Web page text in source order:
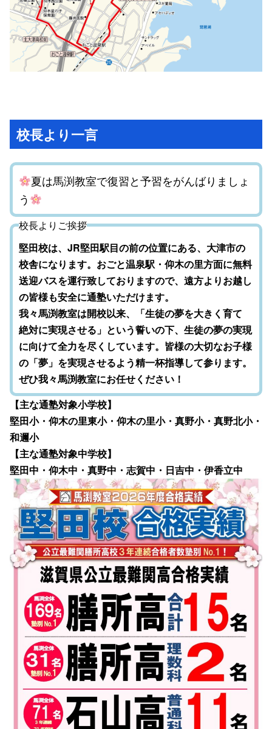
校長より一言
夏は馬渕教室で復習と予習をがんばりましょ
う
校長よりご挨拶
堅田校は、JR堅田駅目の前の位置にある、大津市の
校舎になります。おごと温泉駅・仰木の里方面に無料
送迎バスを運行致しておりますので、遠方よりお越し
の皆様も安全に通塾いただけます。
我々馬渕教室は開校以来、「生徒の夢を大きく育て
絶対に実現させる」という誓いの下、生徒の夢の実現
に向けて全力を尽くしています。皆様の大切なお子様
の「夢」を実現させるよう精一杯指導して参ります。
ぜひ我々馬渕教室にお任せください！
【主な通塾対象小学校】
堅田小・仰木の里東小・仰木の里小・真野小・真野北小・
和邇小
【主な通塾対象中学校】
堅田中・仰木中・真野中・志賀中・日吉中・伊香立中